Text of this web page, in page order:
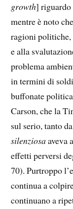
growth]
mentre è noto
ragioni politiche,
e alla
problema
in termini di
buffonate
Carson, che la
sul serio, tanto
silenziosaaveva
effetti perversi
70). Purtroppo
continua a
continuano a